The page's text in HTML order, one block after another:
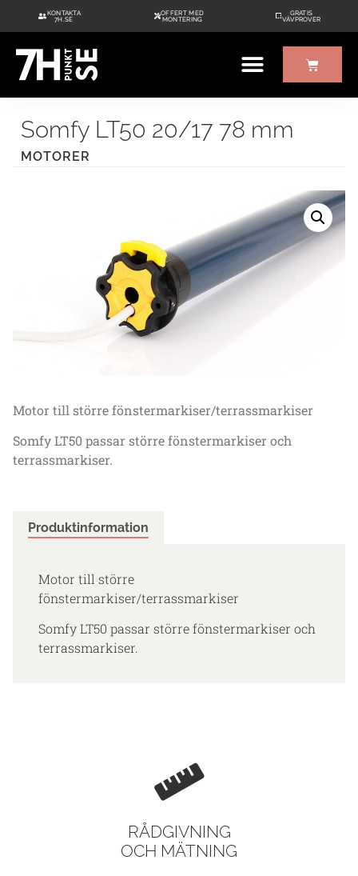
KONTAKTA
7H.SE
OFFERT MED
MONTERING
GRATIS
VÄVPROVER
Somfy LT50 20/17 78 mm
MOTORER
Motor till större fönstermarkiser/terrassmarkiser
Somfy LT50 passar större fönstermarkiser och
terrassmarkiser.
Produktinformation
Motor till större
fönstermarkiser/terrassmarkiser
Somfy LT50 passar större fönstermarkiser och
terrassmarkiser.
RÅDGIVNING
OCH MÄTNING